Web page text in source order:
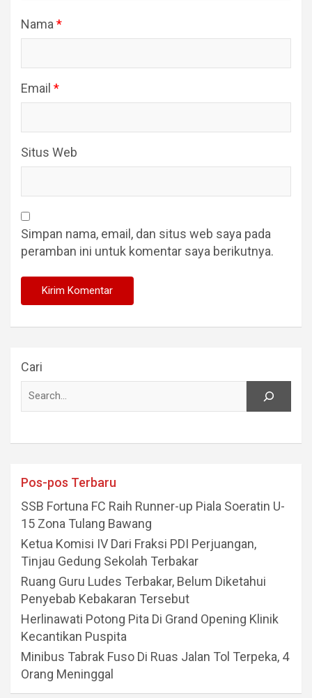
Nama *
Email *
Situs Web
Simpan nama, email, dan situs web saya pada
peramban ini untuk komentar saya berikutnya.
Cari
Pos-pos Terbaru
SSB Fortuna FC Raih Runner-up Piala Soeratin U-
15 Zona Tulang Bawang
Ketua Komisi IV Dari Fraksi PDI Perjuangan,
Tinjau Gedung Sekolah Terbakar
Ruang Guru Ludes Terbakar, Belum Diketahui
Penyebab Kebakaran Tersebut
Herlinawati Potong Pita Di Grand Opening Klinik
Kecantikan Puspita
Minibus Tabrak Fuso Di Ruas Jalan Tol Terpeka, 4
Orang Meninggal